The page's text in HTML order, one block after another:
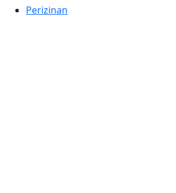
Perizinan